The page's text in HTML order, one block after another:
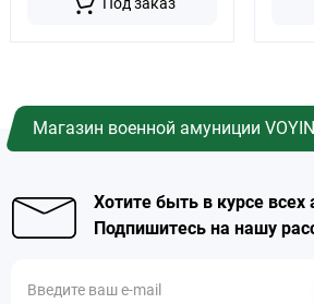
Магазин военной амуниции
Хотите быть в курсе всех
Подпишитесь на нашу